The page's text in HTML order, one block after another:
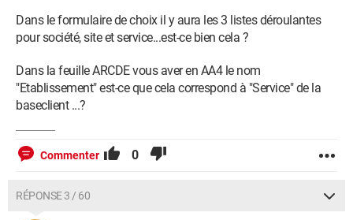
Dans le formulaire de choix il y aura les 3 listes déroulantes
pour société, site et service...est-ce bien cela ?
Dans la feuille ARCDE vous aver en AA4 le nom
"Etablissement" est-ce que cela correspond à "Service" de la
baseclient ...?
Commenter 0
RÉPONSE 3 / 60